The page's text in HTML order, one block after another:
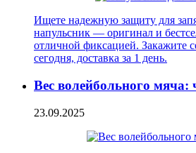
Ищете надежную защиту для
напульсник — оригинал и
отличной фиксацией. Закажите
сегодня, доставка за 1 день.
Вес волейбольного мяча:
23.09.2025